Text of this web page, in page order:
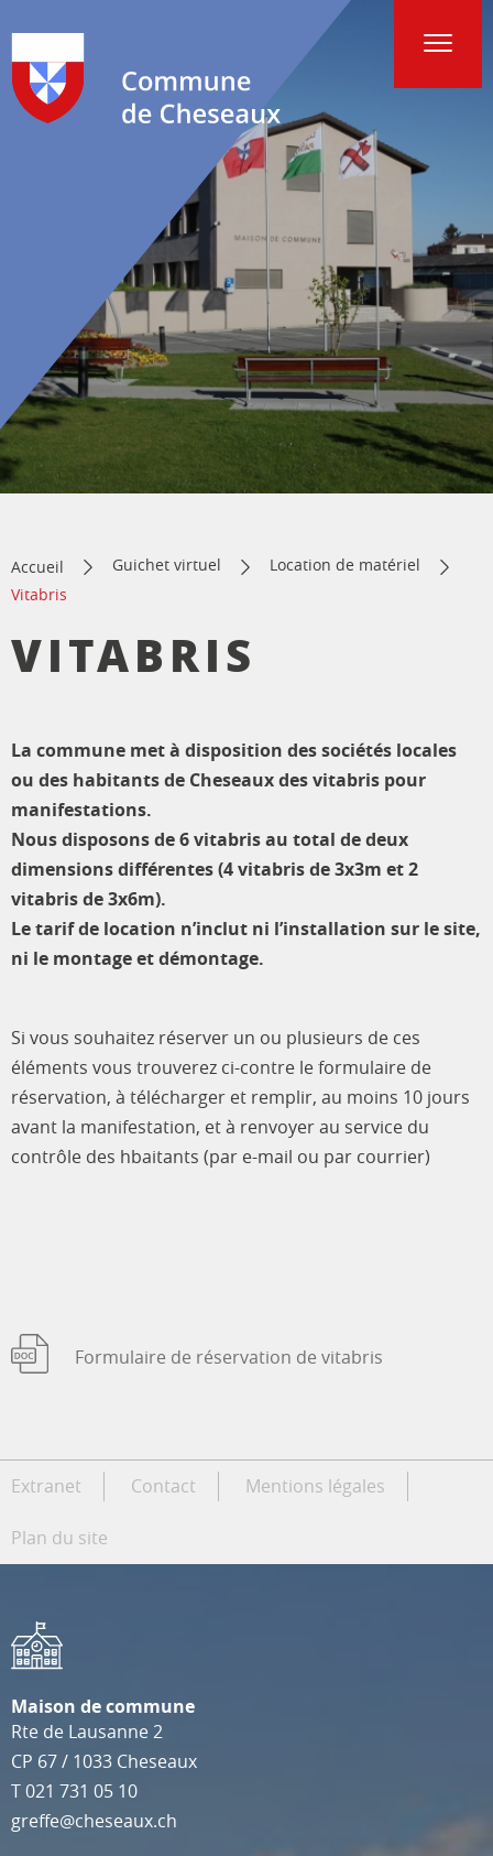
Accueil Guichet virtuel
Location de matériel
Vitabris
VITABRIS
La commune met à disposition des sociétés locales
ou des habitants de Cheseaux des vitabris pour
manifestations.
Nous disposons de 6 vitabris au total de deux
dimensions différentes (4 vitabris de 3x3m et 2
vitabris de 3x6m).
Le tarif de location n’inclut ni l’installation sur le site,
ni le montage et démontage.
Si vous souhaitez réserver un ou plusieurs de ces
éléments vous trouverez ci-contre le formulaire de
réservation, à télécharger et remplir, au moins 10 jours
avant la manifestation, et à renvoyer au service du
contrôle des hbaitants (par e-mail ou par courrier)
Formulaire de réservation de vitabris
Extranet Contact Mentions légales
Plan du site
Maison de commune
Rte de Lausanne 2
CP 67/ 1033 Cheseaux
T021 731 05 10
greffe@cheseaux.ch